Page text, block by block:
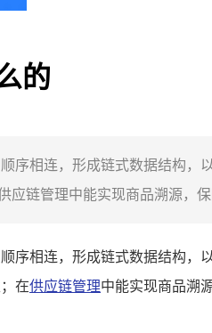
的
序相连，形成链式数据结构，
链管理中能实现商品溯源，
序相连，形成链式数据结构，
在供应链管理中能实现商品溯